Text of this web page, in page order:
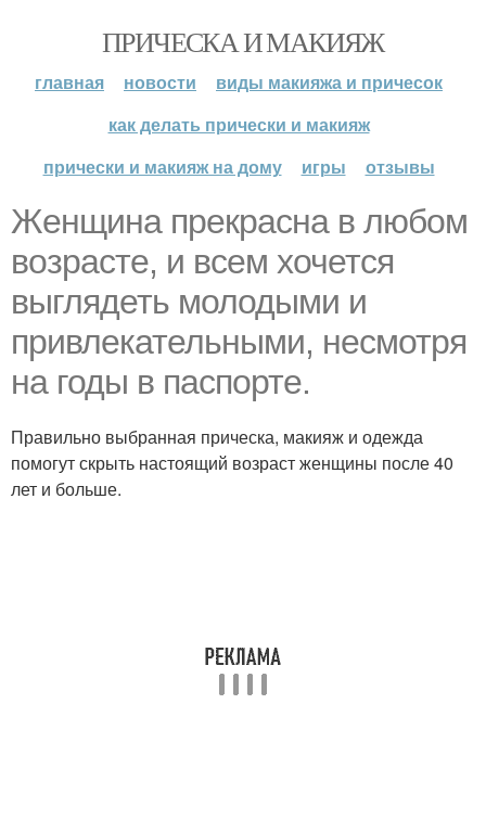
ПРИЧЕСКА И МАКИЯЖ
главная новости
виды макияжа и причесок
как делать прически и макияж
прически и макияж на дому
игры отзывы
Женщина прекрасна в любом
возрасте, и всем хочется
выглядеть молодыми и
привлекательными, несмотря
на годы в паспорте.
Правильно выбранная прическа, макияж и одежда
помогут скрыть настоящий возраст женщины после 40
лет и больше.